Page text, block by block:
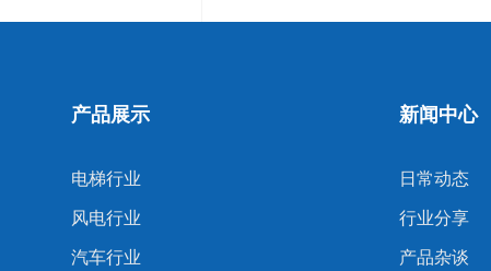
产品展示
电梯行业
风电行业
汽车行业
新闻中心
日常动态
行业分享
产品杂谈